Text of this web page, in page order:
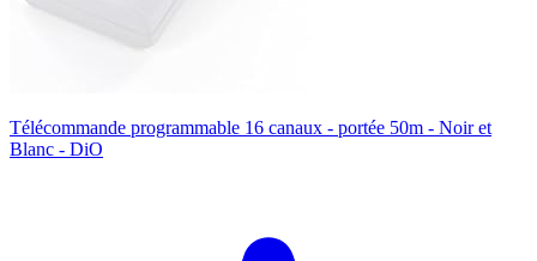
Télécommande programmable 16 canaux - portée 50m - Noir et
Blanc - DiO